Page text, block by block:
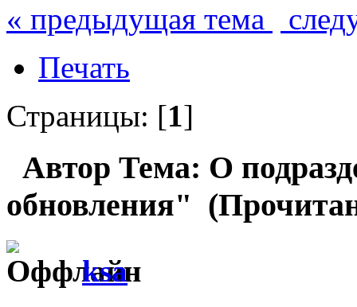
« предыдущая тема
Печать
Страницы: [1]
Автор Тема: О
обновления"
ksa